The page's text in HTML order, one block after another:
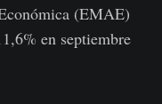
(EMAE)
en septiembre